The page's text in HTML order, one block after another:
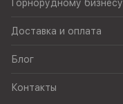
Горнорудному бизнесу
Доставка и оплата
Блог
Контакты